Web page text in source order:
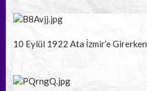
10 Eylül 1922 Ata İzmir’e Girerken